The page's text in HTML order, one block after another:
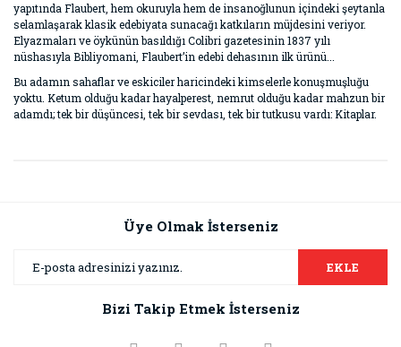
yapıtında Flaubert, hem okuruyla hem de insanoğlunun içindeki şeytanla
selamlaşarak klasik edebiyata sunacağı katkıların müjdesini veriyor.
Elyazmaları ve öykünün basıldığı Colibri gazetesinin 1837 yılı
nüshasıyla Bibliyomani, Flaubert’in edebi dehasının ilk ürünü...
Bu adamın sahaflar ve eskiciler haricindeki kimselerle konuşmuşluğu
yoktu. Ketum olduğu kadar hayalperest, nemrut olduğu kadar mahzun bir
adamdı; tek bir düşüncesi, tek bir sevdası, tek bir tutkusu vardı: Kitaplar.
Görüş ve önerileriniz için teşekkür ederiz.
Ürün resmi kalitesiz, bozuk veya görüntülenemiyor.
Ürün bilgilerinde hatalar bulunuyor.
Üye Olmak İsterseniz
EKLE
Bizi Takip Etmek İsterseniz